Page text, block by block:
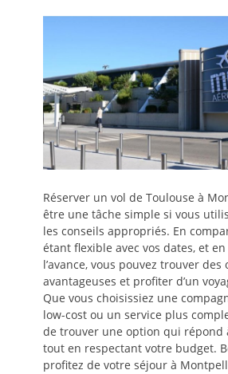
Réserver un vol de Toulouse à
être une tâche simple si vous
les conseils appropriés. En
étant flexible avec vos dates, et
l’avance, vous pouvez trouver des
avantageuses et profiter d’un
Que vous choisissiez une
low-cost ou un service plus
de trouver une option qui répond
tout en respectant votre budget.
profitez de votre séjour à